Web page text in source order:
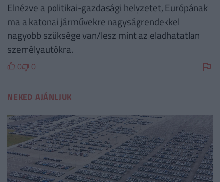
Elnézve a politikai-gazdasági helyzetet, Európának
ma a katonai járművekre nagyságrendekkel
nagyobb szüksége van/lesz mint az eladhatatlan
személyautókra.
0 0
NEKED AJÁNLJUK